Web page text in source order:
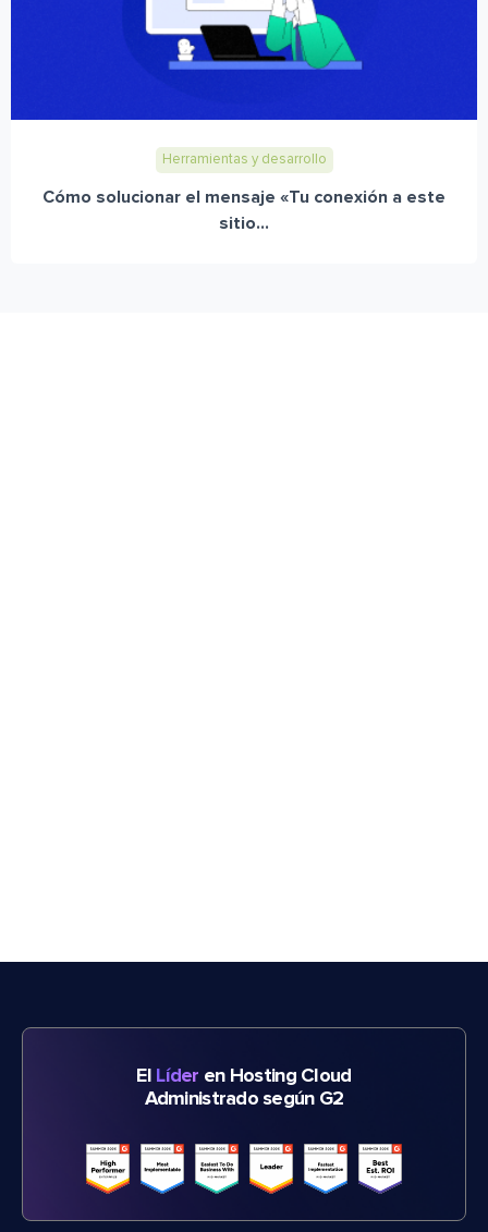
Herramientas y desarrollo
Cómo solucionar el mensaje «Tu conexión a este
sitio...
El Líder en Hosting Cloud
Administrado según G2